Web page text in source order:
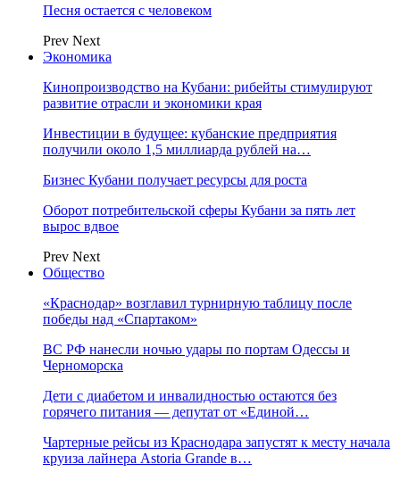
Песня остается с человеком
Prev Next
Экономика
Кинопроизводство на Кубани: рибейты стимулируют
развитие отрасли и экономики края
Инвестиции в будущее: кубанские предприятия
получили около 1,5 миллиарда рублей на…
Бизнес Кубани получает ресурсы для роста
Оборот потребительской сферы Кубани за пять лет
вырос вдвое
Prev Next
Общество
«Краснодар» возглавил турнирную таблицу после
победы над «Спартаком»
ВС РФ нанесли ночью удары по портам Одессы и
Черноморска
Дети с диабетом и инвалидностью остаются без
горячего питания — депутат от «Единой…
Чартерные рейсы из Краснодара запустят к месту начала
круиза лайнера Astoria Grande в…